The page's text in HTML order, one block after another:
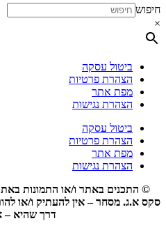
חיפוש
×
ביטול עסקה
הצהרת פרטיות
מפת אתר
הצהרת נגישות
ביטול עסקה
הצהרת פרטיות
מפת אתר
הצהרת נגישות
© התכנים באתר ו/או התמונות
סקס א.ג. מסחר – אין להעתיק ו/או
דרך שהיא –